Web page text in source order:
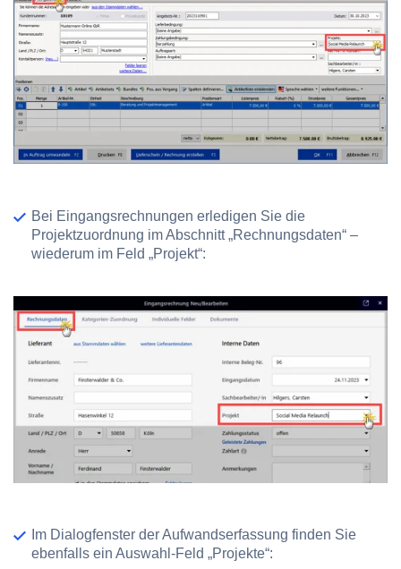
Bei Eingangsrechnungen erledigen Sie die
Projektzuordnung im Abschnitt „Rechnungsdaten“ –
wiederum im Feld „Projekt“:
Im Dialogfenster der Aufwandserfassung finden Sie
ebenfalls ein Auswahl-Feld „Projekte“: